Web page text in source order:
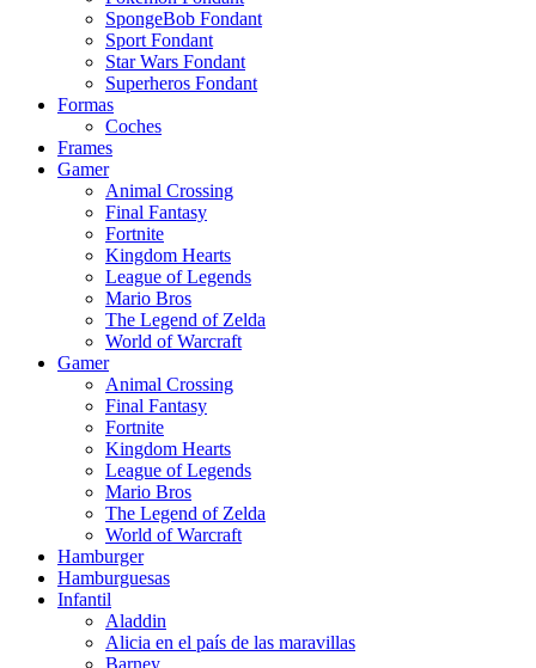
SpongeBob Fondant
Sport Fondant
Star Wars Fondant
Superheros Fondant
Formas
Coches
Frames
Gamer
Animal Crossing
Final Fantasy
Fortnite
Kingdom Hearts
League of Legends
Mario Bros
The Legend of Zelda
World of Warcraft
Gamer
Animal Crossing
Final Fantasy
Fortnite
Kingdom Hearts
League of Legends
Mario Bros
The Legend of Zelda
World of Warcraft
Hamburger
Hamburguesas
Infantil
Aladdin
Alicia en el país de las maravillas
Barney